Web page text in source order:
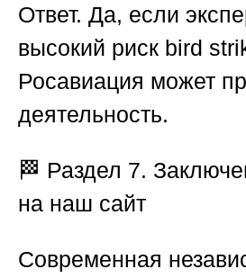
Ответ. Да, если
высокий риск bird
Росавиация может
деятельность.
🏁 Раздел 7.
на наш сайт
Современная